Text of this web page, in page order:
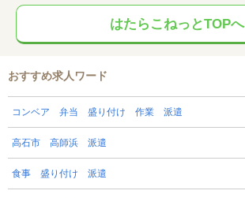
はたらこねっとTOPへ
おすすめ求人ワード
コンベア 弁当 盛り付け 作業 派遣
高石市 高師浜 派遣
食事 盛り付け 派遣